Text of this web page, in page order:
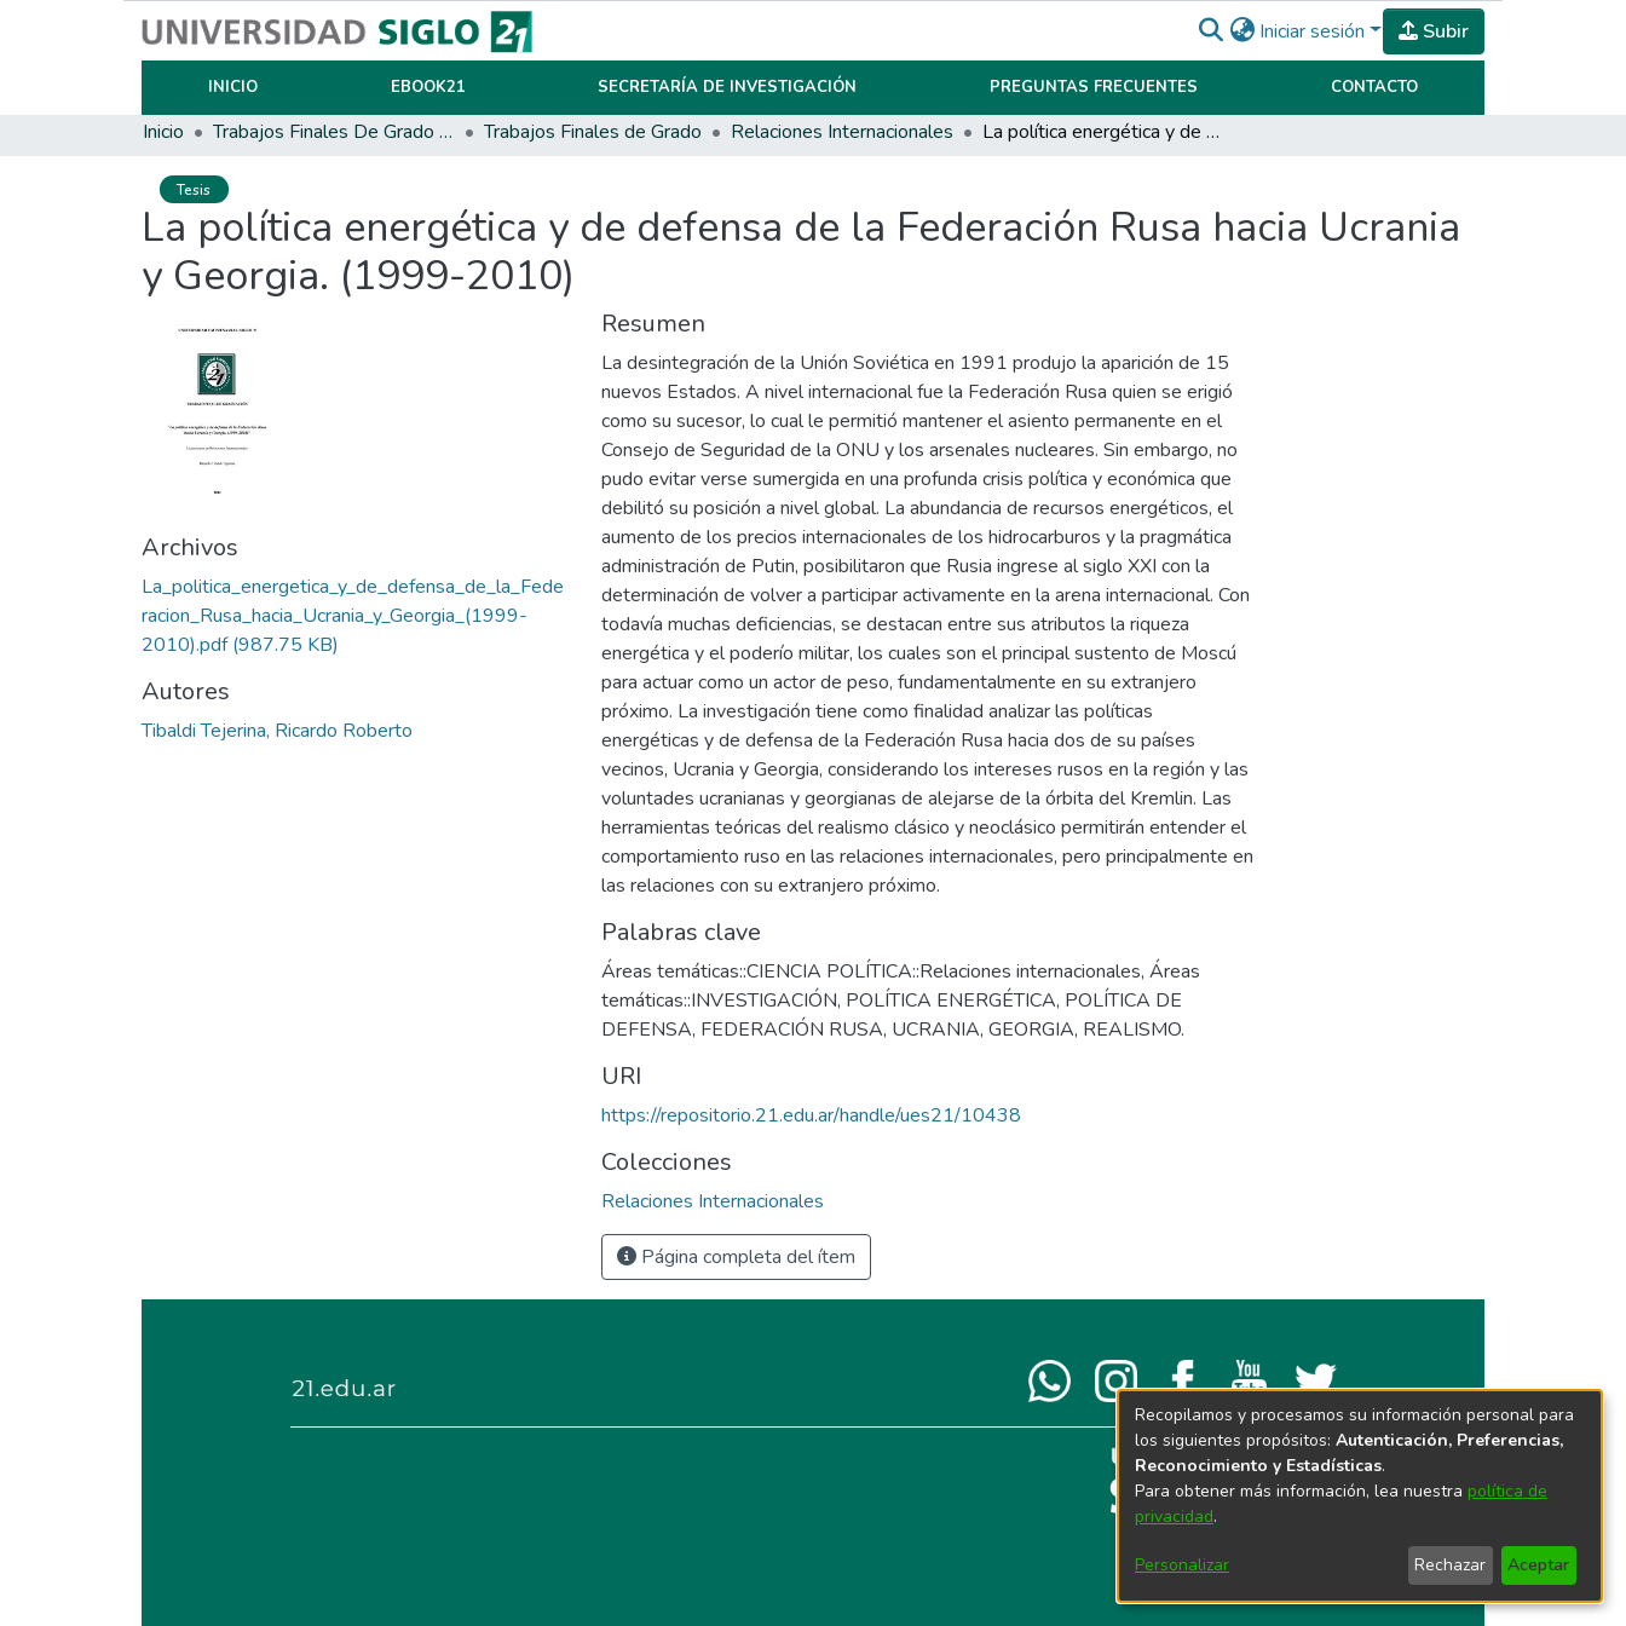
Iniciar sesión Subir
INICIO EBOOK21 SECRETARÍA DE INVESTIGACIÓN PREGUNTAS FRECUENTES CONTACTO
Inicio Trabajos Finales De Grado Y Posgrado Trabajos Finales de Grado Relaciones Internacionales La política energética y de defensa de la Federación Rusa hacia Ucrania y Georgia. (1999-2010)
Tesis
La política energética y de defensa de la Federación Rusa hacia Ucrania
y Georgia. (1999-2010)
Archivos
La_politica_energetica_y_de_defensa_de_la_Fede
racion_Rusa_hacia_Ucrania_y_Georgia_(1999-
2010).pdf(987.75 KB)
Autores
Tibaldi Tejerina, Ricardo Roberto
Resumen
La desintegración de la Unión Soviética en 1991 produjo la aparición de 15
nuevos Estados. A nivel internacional fue la Federación Rusa quien se erigió
como su sucesor, lo cual le permitió mantener el asiento permanente en el
Consejo de Seguridad de la ONU y los arsenales nucleares. Sin embargo, no
pudo evitar verse sumergida en una profunda crisis política y económica que
debilitó su posición a nivel global. La abundancia de recursos energéticos, el
aumento de los precios internacionales de los hidrocarburos y la pragmática
administración de Putin, posibilitaron que Rusia ingrese al siglo XXI con la
determinación de volver a participar activamente en la arena internacional. Con
todavía muchas deficiencias, se destacan entre sus atributos la riqueza
energética y el poderío militar, los cuales son el principal sustento de Moscú
para actuar como un actor de peso, fundamentalmente en su extranjero
próximo. La investigación tiene como finalidad analizar las políticas
energéticas y de defensa de la Federación Rusa hacia dos de su países
vecinos, Ucrania y Georgia, considerando los intereses rusos en la región y las
voluntades ucranianas y georgianas de alejarse de la órbita del Kremlin. Las
herramientas teóricas del realismo clásico y neoclásico permitirán entender el
comportamiento ruso en las relaciones internacionales, pero principalmente en
las relaciones con su extranjero próximo.
Palabras clave
Áreas temáticas::CIENCIA POLÍTICA::Relaciones internacionales, Áreas
temáticas::INVESTIGACIÓN, POLÍTICA ENERGÉTICA, POLÍTICA DE
DEFENSA, FEDERACIÓN RUSA, UCRANIA, GEORGIA, REALISMO.
URI
https://repositorio.21.edu.ar/handle/ues21/10438
Colecciones
Relaciones Internacionales
Página completa del ítem
Recopilamos y procesamos su información personal para
los siguientes propósitos: Autenticación, Preferencias,
Reconocimiento y Estadísticas.
Para obtener más información, lea nuestra política de
privacidad.
Personalizar Rechazar Aceptar